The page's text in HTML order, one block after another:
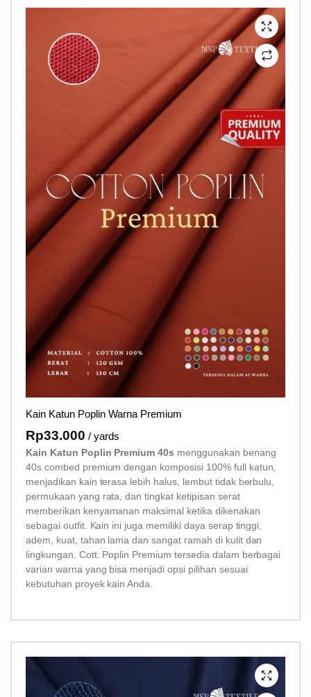
Kain Katun Poplin Warna Premium
Rp33.000 / yards
Kain Katun Poplin Premium 40s menggunakan benang
40s combed premium dengan komposisi 100% full katun,
menjadikan kain terasa lebih halus, lembut tidak berbulu,
permukaan yang rata, dan tingkat ketipisan serat
memberikan kenyamanan maksimal ketika dikenakan
sebagai outfit. Kain ini juga memiliki daya serap tinggi,
adem, kuat, tahan lama dan sangat ramah di kulit dan
lingkungan. Cott. Poplin Premium tersedia dalam berbagai
varian warna yang bisa menjadi opsi pilihan sesuai
kebutuhan proyek kain Anda.